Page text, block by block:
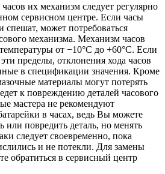
их механизм следует регулярно
сервисном центре. Если часы
спешат, может потребоваться
механизма. Механизм часов
от −10°C до +60°C. Если
пределы, отклонения хода часов
в спецификации значения. Кроме
материалы могут потерять
к повреждению деталей часового
мастера не рекомендуют
в часах, ведь Вы можете
или повредить деталь, но менять
следует своевременно, пока
и не потекли. Для замены
обратиться в сервисный центр